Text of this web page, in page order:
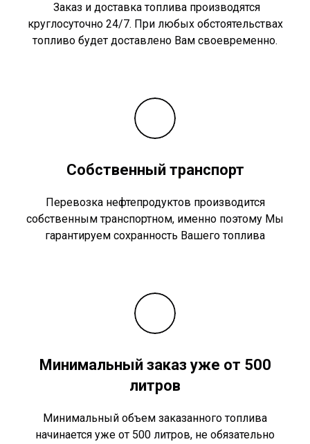
Заказ и доставка топлива производятся
круглосуточно 24/7. При любых обстоятельствах
топливо будет доставлено Вам своевременно.
Собственный транспорт
Перевозка нефтепродуктов производится
собственным транспортном, именно поэтому Мы
гарантируем сохранность Вашего топлива
Минимальный заказ уже от 500
литров
Минимальный объем заказанного топлива
начинается уже от 500 литров, не обязательно